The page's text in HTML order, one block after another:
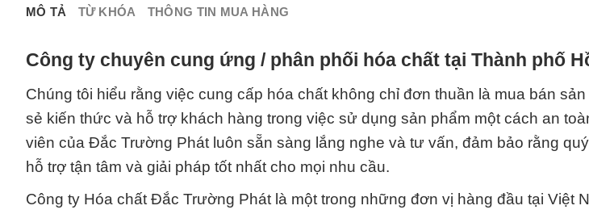
MÔ TẢ TỪ KHÓA THÔNG TIN MUA HÀNG
Công ty chuyên cung ứng / phân phối hóa chất tại Thành phố
Chúng tôi hiểu rằng việc cung cấp hóa chất không chỉ đơn thuần là mua bán
sẻ kiến thức và hỗ trợ khách hàng trong việc sử dụng sản phẩm một cách an
viên của Đắc Trường Phát luôn sẵn sàng lắng nghe và tư vấn, đảm bảo rằng
hỗ trợ tận tâm và giải pháp tốt nhất cho mọi nhu cầu.
Công ty Hóa chất Đắc Trường Phát là một trong những đơn vị hàng đầu tại Việt